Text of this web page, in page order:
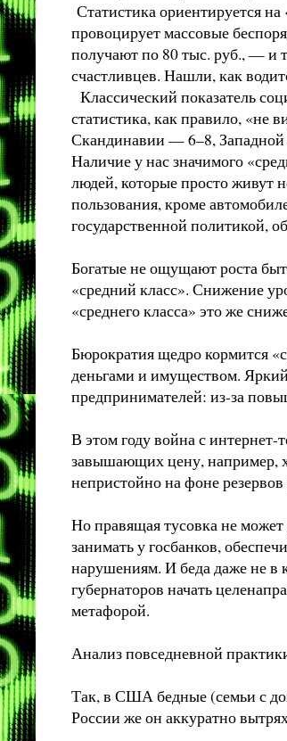
Статистика ориентируется
провоцирует массовые
получают по 80 тыс. руб., — и
счастливцев. Нашли, как
Классический показатель
статистика, как правило,
Скандинавии — 6–8, Западной
Наличие у нас значимого
людей, которые просто живут
пользования, кроме
государственной политикой,
Богатые не ощущают роста
«средний класс». Снижение
«среднего класса» это же
Бюрократия щедро кормится
деньгами и имуществом.
предпринимателей: из-за
В этом году война с
завышающих цену, например,
непристойно на фоне
Но правящая тусовка не
занимать у госбанков,
нарушениям. И беда даже не в
губернаторов начать
метафорой.
Анализ повседневной
Так, в США бедные (семьи с
России же он аккуратно